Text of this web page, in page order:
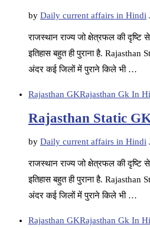
by Daily current affairs in Hindi
राजस्थान राज्य जो क्षेत्रफल की दृष्टि
इतिहास बहुत ही पुराना है.
अंदर कई जिलों में पुराने किले भी …
Rajasthan GKRajasthan Gk In
Rajasthan Static
by Daily current affairs in Hindi
राजस्थान राज्य जो क्षेत्रफल की दृष्टि
इतिहास बहुत ही पुराना है.
अंदर कई जिलों में पुराने किले भी …
Rajasthan GKRajasthan Gk In